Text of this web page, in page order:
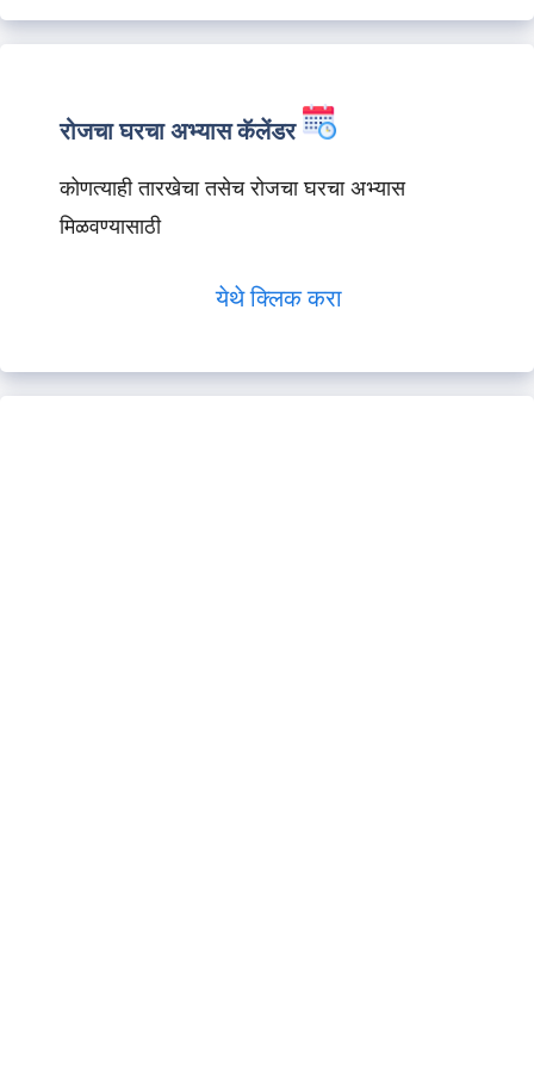
रोजचा घरचा अभ्यास कॅलेंडर
कोणत्याही तारखेचा तसेच रोजचा घरचा अभ्यास
मिळवण्यासाठी
येथे क्लिक करा